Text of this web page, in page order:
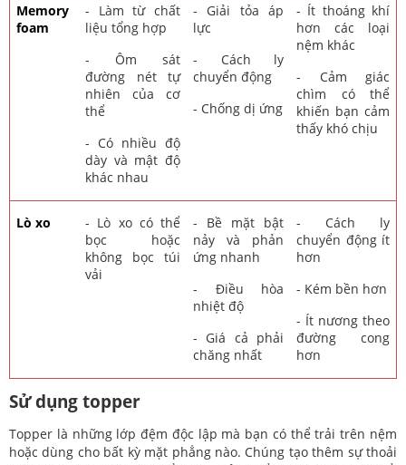
Memory
foam
- Làm từ chất
liệu tổng hợp
- Ôm sát
đường nét tự
nhiên của cơ
thể
- Có nhiều độ
dày và mật độ
khác nhau
- Giải tỏa áp
lực
- Cách ly
chuyển động
- Chống dị ứng
- Ít thoáng khí
hơn các loại
nệm khác
- Cảm giác
chìm có thể
khiến bạn cảm
thấy khó chịu
Lò xo
- Lò xo có thể
bọc hoặc
không bọc túi
vải
- Bề mặt bật
nảy và phản
ứng nhanh
- Điều hòa
nhiệt độ
- Giá cả phải
chăng nhất
- Cách ly
chuyển động ít
hơn
- Kém bền hơn
- Ít nương theo
đường cong
hơn
Sử dụng topper
Topper là những lớp đệm độc lập mà bạn có thể trải trên nệm
hoặc dùng cho bất kỳ mặt phẳng nào. Chúng tạo thêm sự thoải